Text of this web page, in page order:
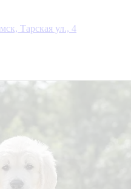
Тарская ул., 4